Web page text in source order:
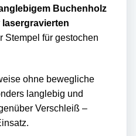
Buchenholz
lasergravierten
Stempel für gestochen
ohne bewegliche
langlebig und
Verschleiß –